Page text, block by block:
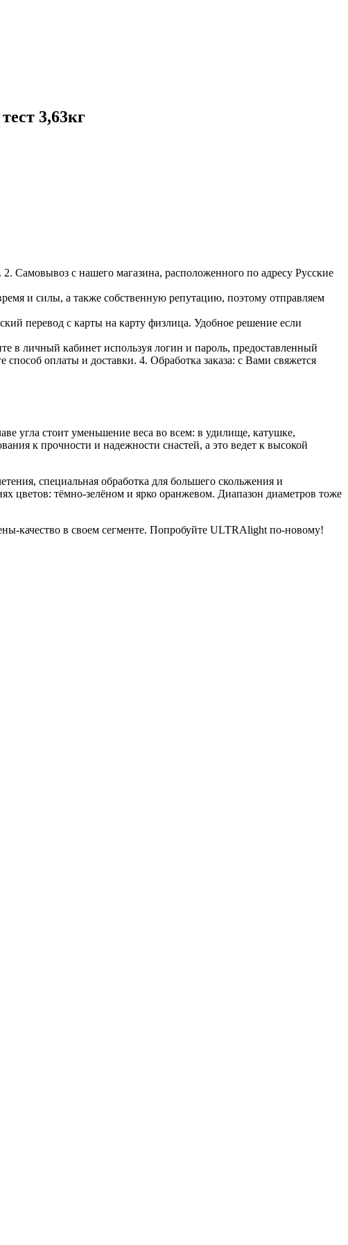
3,63кг
с нашего магазина, расположенного по адресу Русские
и силы, а также собственную репутацию, поэтому отправляем
перевод с карты на карту физлица. Удобное решение если
в личный кабинет используя логин и пароль, предоставленный
оплаты и доставки. 4. Обработка заказа: с Вами свяжется
угла стоит уменьшение веса во всем: в удилище, катушке,
к прочности и надежности снастей, а это ведет к высокой
специальная обработка для большего скольжения и
цветов: тёмно-зелёном и ярко оранжевом. Диапазон диаметров тоже
качество в своем сегменте. Попробуйте ULTRAlight по-новому!